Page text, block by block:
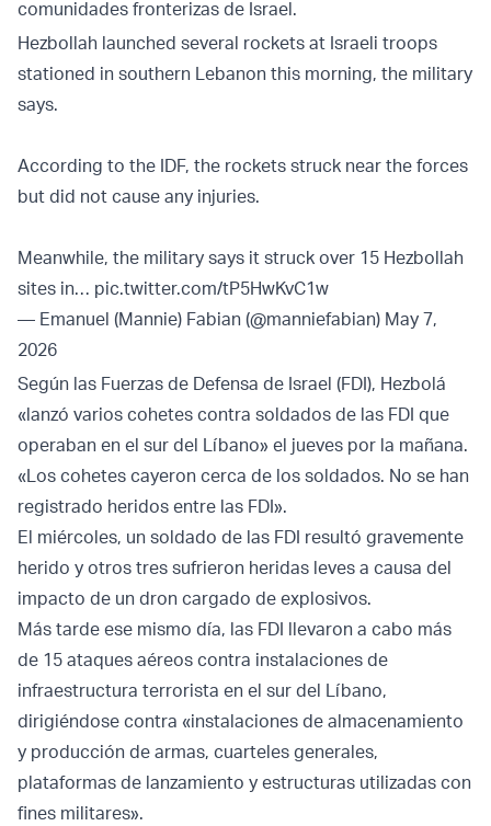
comunidades fronterizas de Israel.
Hezbollah launched several rockets at Israeli troops
stationed in southern Lebanon this morning, the military
says.
According to the IDF, the rockets struck near the forces
but did not cause any injuries.
Meanwhile, the military says it struck over 15 Hezbollah
sites in… pic.twitter.com/tP5HwKvC1w
— Emanuel (Mannie) Fabian (@manniefabian) May 7,
2026
Según las Fuerzas de Defensa de Israel (FDI), Hezbolá
«lanzó varios cohetes contra soldados de las FDI que
operaban en el sur del Líbano» el jueves por la mañana.
«Los cohetes cayeron cerca de los soldados. No se han
registrado heridos entre las FDI».
El miércoles, un soldado de las FDI resultó gravemente
herido y otros tres sufrieron heridas leves a causa del
impacto de un dron cargado de explosivos.
Más tarde ese mismo día, las FDI llevaron a cabo más
de 15 ataques aéreos contra instalaciones de
infraestructura terrorista en el sur del Líbano,
dirigiéndose contra «instalaciones de almacenamiento
y producción de armas, cuarteles generales,
plataformas de lanzamiento y estructuras utilizadas con
fines militares».